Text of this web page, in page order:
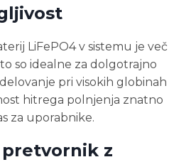
LiFePO4 v sistemu je več
so idealne za dolgotrajno
pri visokih globinah
hitrega polnjenja znatno
za uporabnike.
pretvornik z